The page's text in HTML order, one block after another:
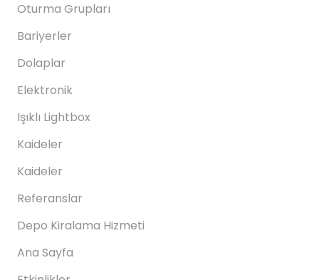
Oturma Grupları
Bariyerler
Dolaplar
Elektronik
Işıklı Lightbox
Kaideler
Kaideler
Referanslar
Depo Kiralama Hizmeti
Ana Sayfa